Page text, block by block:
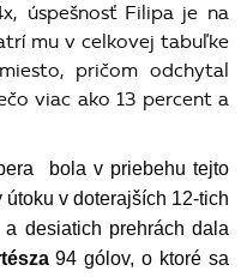
úspešnosť Filipa je na
mu v celkovej tabuľke
pričom odchytal
viac ako 13 percent a
bola v priebehu tejto
v doterajších 12-tich
desiatich prehrách dala
94 gólov, o ktoré sa